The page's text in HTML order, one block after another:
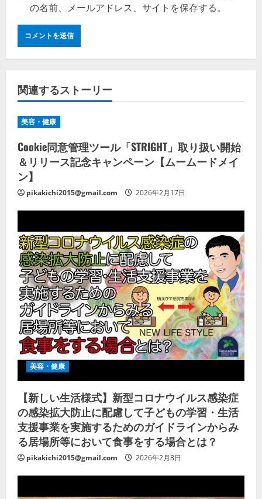
の名前、メールアドレス、サイトを保存する。
関連するストーリー
美容・健康
Cookie同意管理ツール「STRIGHT」取り扱い開始
＆リリース記念キャンペーン【ムームードメイ
ン】
pikakichi2015@gmail.com 2026年2月17日
美容・健康
【新しい生活様式】新型コロナウイルス感染症
の感染拡大防止に配慮して子どもの学習・生活
支援事業を実施するためのガイドラインからみ
る居場所等において食事をする場合とは？
pikakichi2015@gmail.com 2026年2月8日